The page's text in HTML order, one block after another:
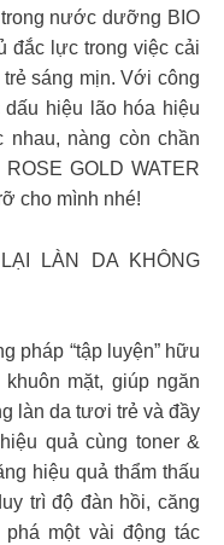
nước dưỡng BIO
đắc lực trong việc cải
sáng mịn. Với công
hiệu lão hóa hiệu
nàng còn chần
GOLD WATER
cho mình nhé!
LÀN DA KHÔNG
pháp “tập luyện” hữu
mặt, giúp ngăn
làn da tươi trẻ và đầy
quả cùng toner &
hiệu quả thẩm thấu
trì độ đàn hồi, căng
phá một vài động tác